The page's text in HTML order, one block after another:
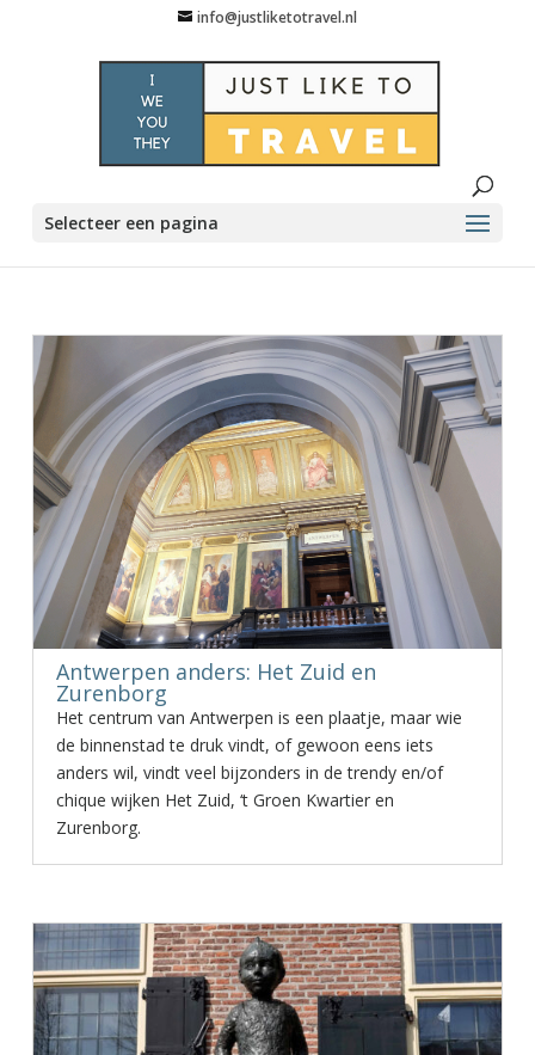
info@justliketotravel.nl
Selecteer een pagina
Antwerpen anders: Het Zuid en
Zurenborg
Het centrum van Antwerpen is een plaatje, maar wie
de binnenstad te druk vindt, of gewoon eens iets
anders wil, vindt veel bijzonders in de trendy en/of
chique wijken Het Zuid, ‘t Groen Kwartier en
Zurenborg.